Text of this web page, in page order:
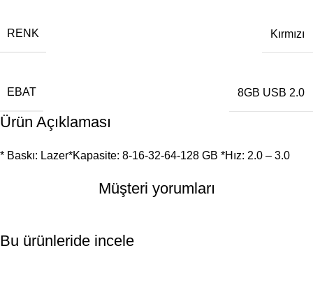
RENK Kırmızı
EBAT 8GB USB 2.0
Ürün Açıklaması
* Baskı: Lazer*Kapasite: 8-16-32-64-128 GB *Hız: 2.0 – 3.0
Müşteri yorumları
Bu ürünleride incele